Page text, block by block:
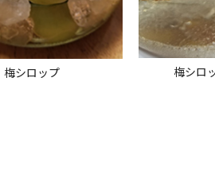
梅シロップ 梅シロ